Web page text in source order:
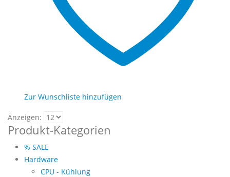
Zur Wunschliste hinzufügen
Anzeigen:
Produkt-Kategorien
% SALE
Hardware
CPU - Kühlung